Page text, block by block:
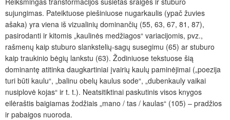
sujungimas. Pateiktuose piešiniuose nugarkaulis (ypač žuvies
ašaka) yra viena iš vizualinių dominančių (55, 63, 67, 81, 87),
pasirodanti ir kitomis „kaulinės medžiagos“ variacijomis, pvz.,
rašmenų kaip stuburo slankstelių-sagų susegimu (65) ar stuburo
kaip traukinio bėgių lankstu (63). Žodiniuose tekstuose šią
dominantę atitinka daugkartiniai įvairių kaulų paminėjimai („poezija
turi būti kaulu“, „balinu obelų kaulus sode“, „dubenkauly vaikai
nusiplovė kojas“ ir t. t.). Neatsitiktinai paskutinis visos knygos
eilėraštis baigiamas žodžiais „mano / tas / kaulas“ (105) – pradžios
ir pabaigos nuoroda.